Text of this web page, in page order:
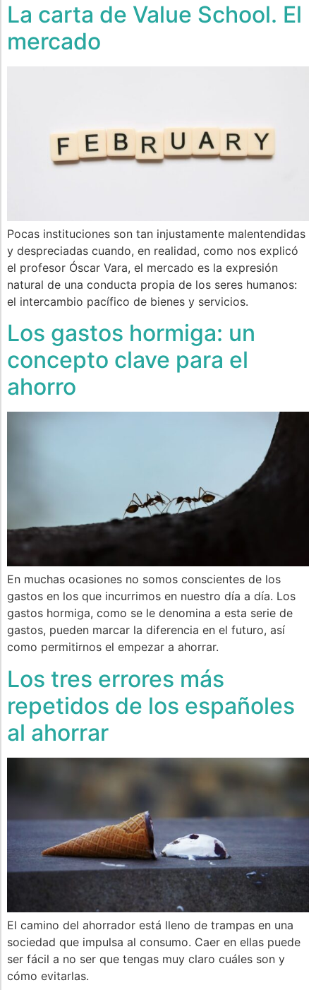
La carta de Value School. El
mercado
Pocas instituciones son tan injustamente malentendidas
y despreciadas cuando, en realidad, como nos explicó
el profesor Óscar Vara, el mercado es la expresión
natural de una conducta propia de los seres humanos:
el intercambio pacífico de bienes y servicios.
Los gastos hormiga: un
concepto clave para el
ahorro
En muchas ocasiones no somos conscientes de los
gastos en los que incurrimos en nuestro día a día. Los
gastos hormiga, como se le denomina a esta serie de
gastos, pueden marcar la diferencia en el futuro, así
como permitirnos el empezar a ahorrar.
Los tres errores más
repetidos de los españoles
al ahorrar
El camino del ahorrador está lleno de trampas en una
sociedad que impulsa al consumo. Caer en ellas puede
ser fácil a no ser que tengas muy claro cuáles son y
cómo evitarlas.